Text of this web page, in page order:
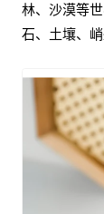
林、沙漠等
石、土壤、